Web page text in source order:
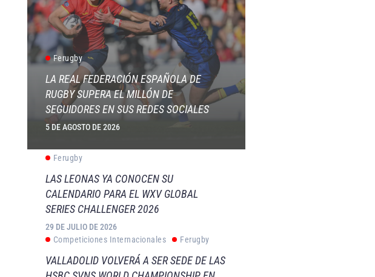
Ferugby
LA REAL FEDERACIÓN ESPAÑOLA DE
RUGBY SUPERA EL MILLÓN DE
SEGUIDORES EN SUS REDES SOCIALES
5 DE AGOSTO DE 2026
Ferugby
LAS LEONAS YA CONOCEN SU
CALENDARIO PARA EL WXV GLOBAL
SERIES CHALLENGER 2026
29 DE JULIO DE 2026
Competiciones Internacionales
Ferugby
VALLADOLID VOLVERÁ A SER SEDE DE LAS